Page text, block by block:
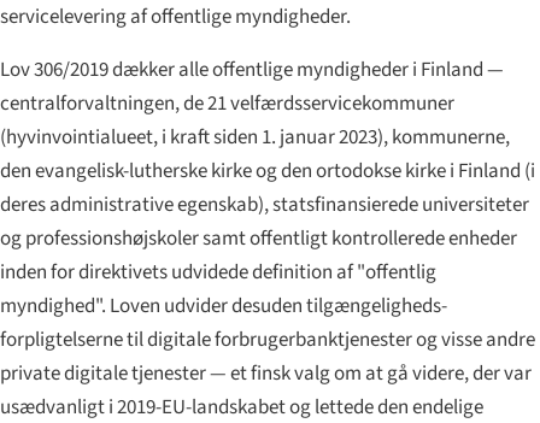
servicelevering af offentlige myndigheder.
Lov 306/2019 dækker alle offentlige myndigheder i Finland —
centralforvaltningen, de 21 velfærdsservicekommuner
(hyvinvointialueet, i kraft siden 1. januar 2023), kommunerne,
den evangelisk-lutherske kirke og den ortodokse kirke i Finland (i
deres administrative egenskab), statsfinansierede universiteter
og professionshøjskoler samt offentligt kontrollerede enheder
inden for direktivets udvidede definition af "offentlig
myndighed". Loven udvider desuden tilgængeligheds-
forpligtelserne til digitale forbrugerbanktjenester og visse andre
private digitale tjenester — et finsk valg om at gå videre, der var
usædvanligt i 2019-EU-landskabet og lettede den endelige